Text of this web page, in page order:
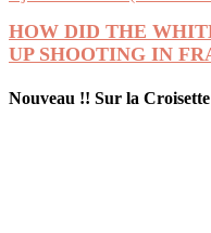
HOW DID THE
UP SHOOTING IN
Nouveau !! Sur la Croisette